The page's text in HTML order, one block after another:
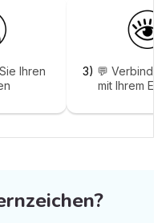
Ihren
3) 💬
mit Ihrem